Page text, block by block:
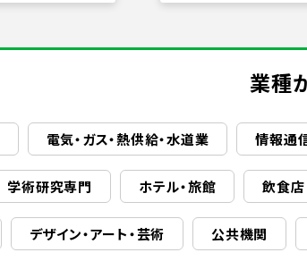
業種
電気・ガス・熱供給・水道業 情報通
学術研究専門 ホテル・旅館 飲食店
デザイン・アート・芸術 公共機関